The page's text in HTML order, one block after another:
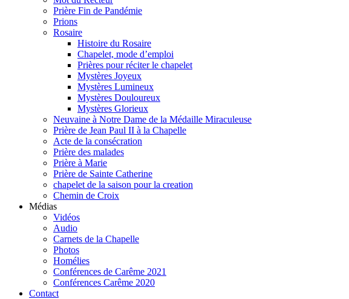
Prière Fin de Pandémie
Prions
Rosaire
Histoire du Rosaire
Chapelet, mode d’emploi
Prières pour réciter le chapelet
Mystères Joyeux
Mystères Lumineux
Mystères Douloureux
Mystères Glorieux
Neuvaine à Notre Dame de la Médaille Miraculeuse
Prière de Jean Paul II à la Chapelle
Acte de la consécration
Prière des malades
Prière à Marie
Prière de Sainte Catherine
chapelet de la saison pour la creation
Chemin de Croix
Médias
Vidéos
Audio
Carnets de la Chapelle
Photos
Homélies
Conférences de Carême 2021
Conférences Carême 2020
Contact